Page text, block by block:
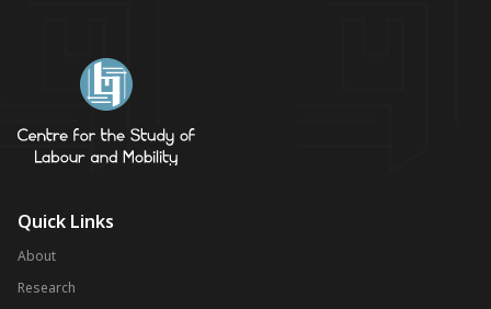
Quick Links
About
Research